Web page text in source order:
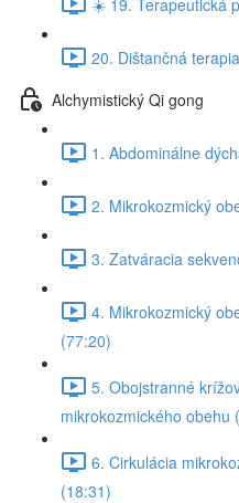
20. Dištančná
Alchymistický Qi gong
1. Abdominálne
2. Mikrokozmický
3. Zatváracia
4. Mikrokozmický
(77:20)
5. Obojstranné
mikrokozmického obehu
6. Cirkulácia
(18:31)